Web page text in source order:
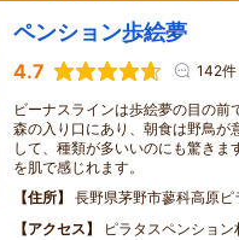
ペンション歩絵夢
4.7 142件
ビーナスラインは歩絵夢の目の
森の入り口にあり、朝食は野鳥が
して、種類が多いいのにも驚きま
を肌で感じれます。
住所
長野県茅野市蓼科高原ピ
アクセス
ピラタスペンショ